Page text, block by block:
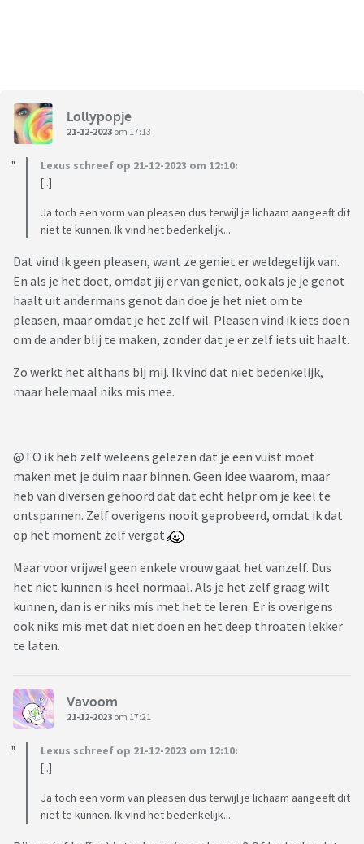
Lollypopje
21-12-2023 om 17:13
Lexus schreef op 21-12-2023 om 12:10:
[..]
Ja toch een vorm van pleasen dus terwijl je lichaam aangeeft dit
niet te kunnen. Ik vind het bedenkelijk...
Dat vind ik geen pleasen, want ze geniet er weldegelijk van.
En als je het doet, omdat jij er van geniet, ook als je je genot
haalt uit andermans genot dan doe je het niet om te
pleasen, maar omdat je het zelf wil. Pleasen vind ik iets doen
om de ander blij te maken, zonder dat je er zelf iets uit haalt.
Zo werkt het althans bij mij. Ik vind dat niet bedenkelijk,
maar helemaal niks mis mee.
@TO ik heb zelf weleens gelezen dat je een vuist moet
maken met je duim naar binnen. Geen idee waarom, maar
heb van diversen gehoord dat dat echt helpr om je keel te
ontspannen. Zelf overigens nooit geprobeerd, omdat ik dat
op het moment zelf vergat
Maar voor vrijwel geen enkele vrouw gaat het vanzelf. Dus
het niet kunnen is heel normaal. Als je het zelf graag wilt
kunnen, dan is er niks mis met het te leren. Er is overigens
ook niks mis met dat niet doen en het deep throaten lekker
te laten.
Vavoom
21-12-2023 om 17:21
Lexus schreef op 21-12-2023 om 12:10:
[..]
Ja toch een vorm van pleasen dus terwijl je lichaam aangeeft dit
niet te kunnen. Ik vind het bedenkelijk...